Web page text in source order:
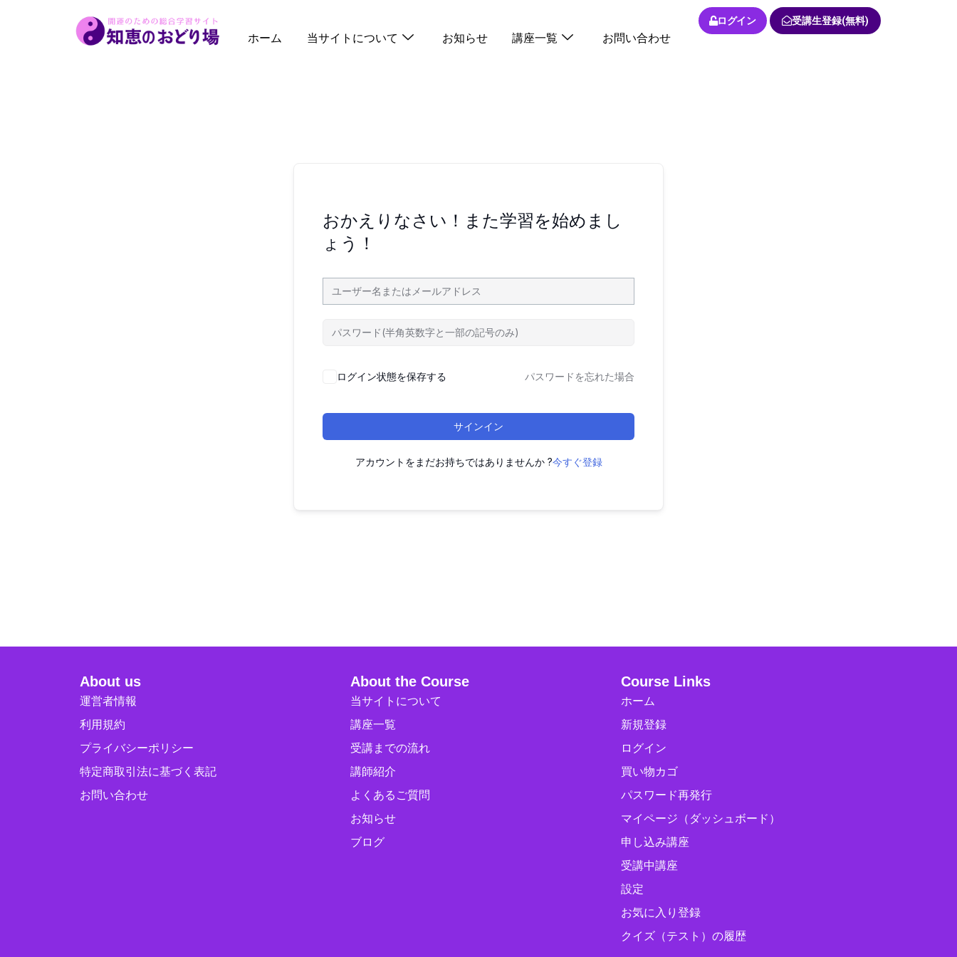
ホーム 当サイトについて お知らせ 講座一覧 お問い合わせ
ログイン 受講生登録(無料)
おかえりなさい！また学習を始めまし
ょう！
ログイン状態を保存する パスワードを忘れた場合
サインイン
アカウントをまだお持ちではありませんか ?今すぐ登録
About us
運営者情報
利用規約
プライバシーポリシー
特定商取引法に基づく表記
お問い合わせ
About the Course
当サイトについて
講座一覧
受講までの流れ
講師紹介
よくあるご質問
お知らせ
ブログ
Course Links
ホーム
新規登録
ログイン
買い物カゴ
パスワード再発行
マイページ（ダッシュボード）
申し込み講座
受講中講座
設定
お気に入り登録
クイズ（テスト）の履歴